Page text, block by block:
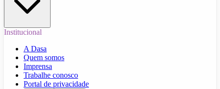
Institucional
A Dasa
Quem somos
Imprensa
Trabalhe conosco
Portal de privacidade